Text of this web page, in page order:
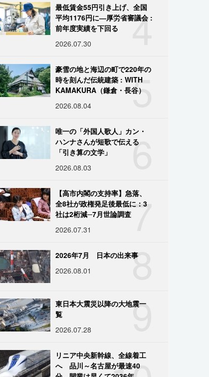
4
最低賃金55円引き上げ、全国
平均1176円に―厚労省審議会 :
前年度実績を下回る
2026.07.30
5
豪雪の地と海辺の町で220年の
時を刻んだ伝統建築 : WITH
KAMAKURA（鎌倉・長谷）
2026.08.04
6
唯一の「外国人歌人」カン・
ハンナさんが短歌で伝える
「引き算の文学」
2026.08.03
7
【高市内閣の支持率】急落、
全8社が政権発足後最低に：3
社は2桁減─7月世論調査
2026.07.31
8
2026年7月 日本の出来事
2026.08.01
9
東日本大震災以降の大地震一
覧
2026.07.28
リニア中央新幹線、全線着工
へ 品川～名古屋が最速40